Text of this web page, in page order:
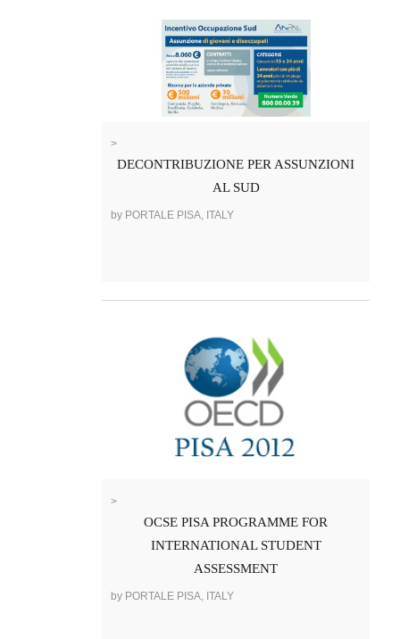
>
DECONTRIBUZIONE PER ASSUNZIONI
AL SUD
by PORTALE PISA, ITALY
>
OCSE PISA PROGRAMME FOR
INTERNATIONAL STUDENT
ASSESSMENT
by PORTALE PISA, ITALY